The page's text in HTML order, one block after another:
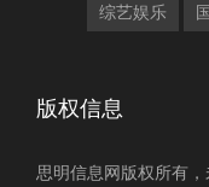
综艺娱乐
版权信息
思明信息网版权所有